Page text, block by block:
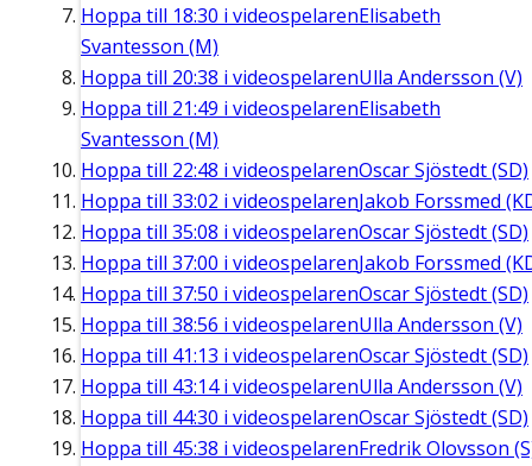
Hoppa till 18:30 i videospelarenElisabeth
Svantesson (M)
Hoppa till 20:38 i videospelarenUlla Andersson (V)
Hoppa till 21:49 i videospelarenElisabeth
Svantesson (M)
Hoppa till 22:48 i videospelarenOscar Sjöstedt (SD)
Hoppa till 33:02 i videospelarenJakob Forssmed
Hoppa till 35:08 i videospelarenOscar Sjöstedt (SD)
Hoppa till 37:00 i videospelarenJakob Forssmed
Hoppa till 37:50 i videospelarenOscar Sjöstedt (SD)
Hoppa till 38:56 i videospelarenUlla Andersson (V)
Hoppa till 41:13 i videospelarenOscar Sjöstedt (SD)
Hoppa till 43:14i videospelarenUlla Andersson (V)
Hoppa till 44:30 i videospelarenOscar Sjöstedt (SD)
Hoppa till 45:38 i videospelarenFredrik Olovsson